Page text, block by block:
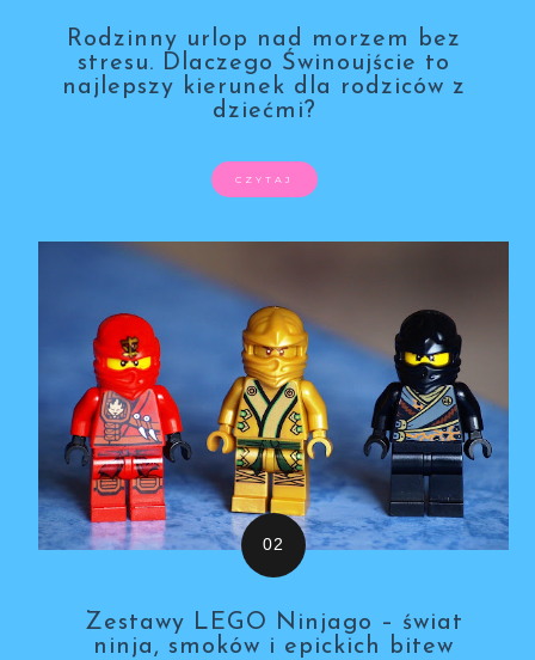
Rodzinny urlop nad morzem bez
stresu. Dlaczego Świnoujście to
najlepszy kierunek dla rodziców z
dziećmi?
CZYTAJ
Zestawy LEGO Ninjago – świat
ninja, smoków i epickich bitew